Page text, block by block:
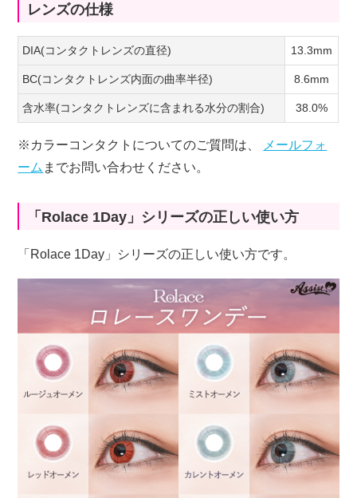
レンズの仕様
DIA(コンタクトレンズの直径) 13.3mm
BC(コンタクトレンズ内面の曲率半径) 8.6mm
含水率(コンタクトレンズに含まれる水分の割合) 38.0%
※カラーコンタクトについてのご質問は、 メールフォ
ーム までお問い合わせください。
「Rolace 1Day」シリーズの正しい使い方
「Rolace 1Day」シリーズの正しい使い方です。